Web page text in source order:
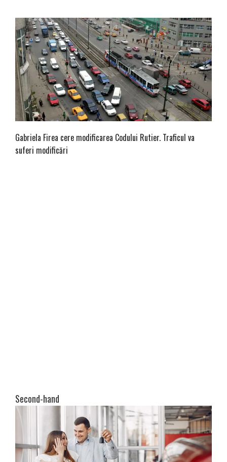
Gabriela Firea cere modificarea Codului Rutier. Traficul va
suferi modificări
Second-hand